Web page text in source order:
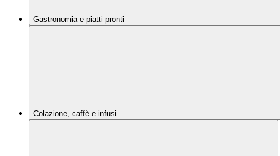
Gastronomia e piatti pronti
Colazione, caffè e infusi